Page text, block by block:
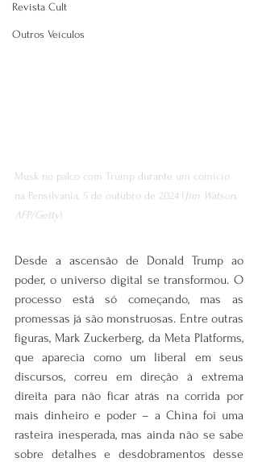
Revista Cult
Outros Veículos
Musk no palco com Trump durante um comício
na Pensilvania, 5 de outubro de 2024 ( Jim Watson,
AFP/Getty )
Desde a ascensão de Donald Trump ao
poder, o universo digital se transformou. O
processo está só começando, mas as
promessas já são monstruosas. Entre outras
figuras, Mark Zuckerberg, da Meta Platforms,
que aparecia como um liberal em seus
discursos, correu em direção à extrema
direita para não ficar atrás na corrida por
mais dinheiro e poder – a China foi uma
rasteira inesperada, mas ainda não se sabe
sobre detalhes e desdobramentos desse